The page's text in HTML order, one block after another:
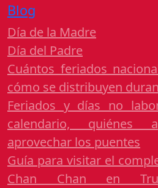
Blog
Día de la Madre
Día del Padre
Cuántos feriados
cómo se distribuyen
Feriados y días no
calendario, quiénes
aprovechar los puentes
Guía para visitar el
Chan Chan en